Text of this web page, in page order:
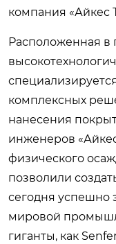
компания «Айкес
Расположенная в
комплексных
нанесения
инженеров
физического
позволили
сегодня успешно
мировой
гиганты, как